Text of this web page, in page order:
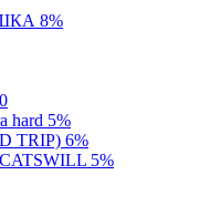
8%
hard 5%
TRIP) 6%
5%